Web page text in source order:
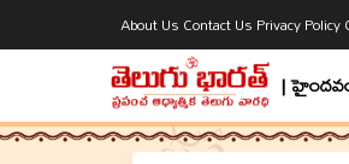
About Us Contact Us Privacy Policy
|